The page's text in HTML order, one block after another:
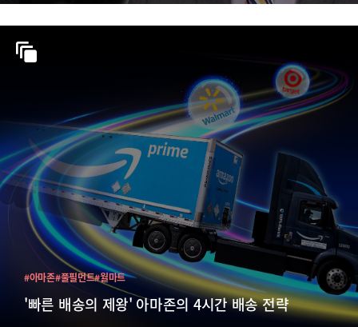
'빠른 배송의 제왕' 아마존의 4시간 배송 전략
#아마존#풀필먼트#월마트